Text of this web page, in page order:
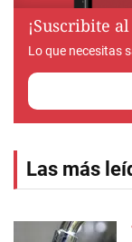
¡Suscribite
Lo que necesitas
Las más